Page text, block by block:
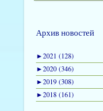
Архив новостей
►2021 (128)
►2020 (346)
►2019 (308)
►2018 (161)